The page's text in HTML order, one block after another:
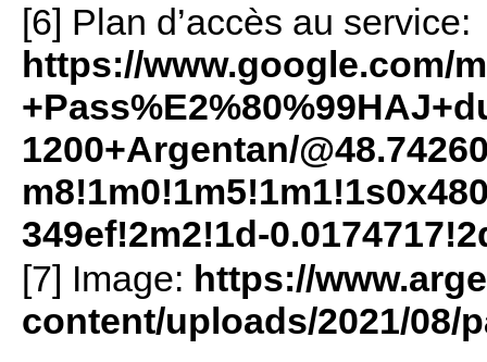
[6] Plan d’accès au service:
https://www.google.com/
1200+Argentan/
349ef!2m2!1d-
[7] Image: https://
content/uploads/2021/08/